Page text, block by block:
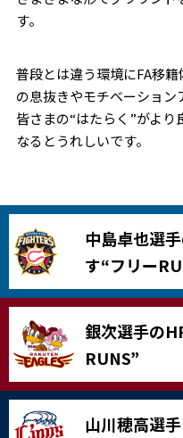
す。
普段とは違う環境にFA移
の息抜きやモチベーション
皆さまの“はたらく”がよ
なるとうれしいです。
中島卓也選
す“フリー
銀次選手の
RUNS”
山川穂高選